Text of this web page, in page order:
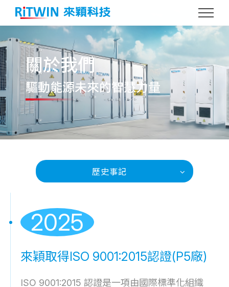
關於我們
驅動能源未來的智慧力量
歷史事記
2025
來穎取得ISO 9001:2015認證(P5廠)
ISO 9001:2015 認證是一項由國際標準化組織